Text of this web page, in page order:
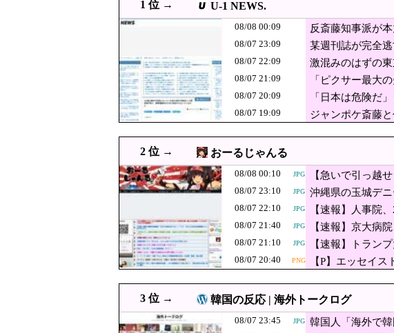
か……」と節操の無さに呆れる
08/07 23:08 PNG 【悲報】ショートスリーパー堀大輔さ
的アドバイスに激昂 ｗｗｗｗｗｗｗｗｗ
【熊本地震】避難者の食生活、改善急務＝調理
08/07 23:00 JPG 韓国人「またサムスン電子を買う時が来たのか
08/07 23:00 JPG 【衝撃】韓国人「エボシ御前の声の人、若い頃が
08/07 22:55 GACKT、戦国時代のトイレ事情に驚き「調べて
08/07 22:33 JPG 「盗人たけだけしい」中国国防省が防
08/07 22:29 ひろゆき氏の妻・西村ゆか氏、新党結成巡る”ブ
08/07 22:20 JPG
韓国人「韓国代表がロンドン
対象になり得る』と報道！」
08/07 22:10 JPG 【速報】人事院、2年連続で国
激混みのはずの東京駅で鍵が
みると……
08/07 22:08 PNG 【悲報】X民「高市総理が防弾ガラスや
な人！」 ← 突っ込み殺到 ………
08/07 22:00 【速報】サウジ パキスタン トルコ３カ国 相互防
08/07 22:00 JPG 【鹿児島】突然右折し路面電車と衝突 乗ってい
08/07 21:55 【悲報】タイミー虐めが流行ってる模様
08/07 21:55 JPG 中国メディア 中国製の「プレハブ住宅」に世界
1 位 → U-1 NEWS.
08/08 00:09
反斎藤知事派が
が続出中
08/07 23:09
某週刊誌が完全
と節操の無さに
08/07 22:09
激混みのはずの
と……
08/07 21:09
「ピクサー最大
るわ……
08/07 20:09
「日本は危険だ
果……
08/07 19:09
ジャンポケ斎藤
2 位 → おーるじゃんる
08/08 00:10 JPG 【急いで引っ越
08/07 23:10 JPG
沖縄県の玉城デ
対するものだっ
08/07 22:10 JPG 【速報】人事院
08/07 21:40 JPG 【速報】京大病
08/07 21:10 JPG 【速報】トラン
08/07 20:40 PNG
【P】エッセイ
3 位 → 韓国の反応 | 海外トークログ
08/07 23:45 JPG
韓国人「海外で